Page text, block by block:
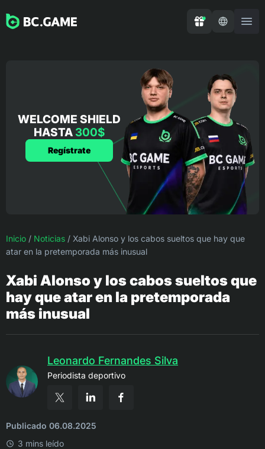
WELCOME SHIELD
HASTA 300$
Regístrate
Inicio / Noticias / Xabi Alonso y los cabos sueltos que hay que
atar en la pretemporada más inusual
Xabi Alonso y los cabos sueltos que
hay que atar en la pretemporada
más inusual
Leonardo Fernandes Silva
Periodista deportivo
Publicado 06.08.2025
3 mins leído